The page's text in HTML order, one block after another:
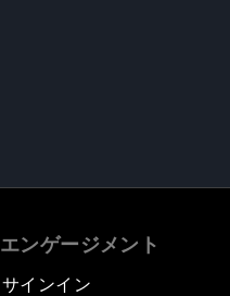
エンゲージメント
サインイン